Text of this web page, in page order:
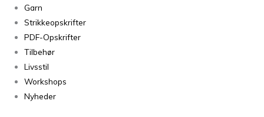
Garn
Strikkeopskrifter
PDF-Opskrifter
Tilbehør
Livsstil
Workshops
Nyheder